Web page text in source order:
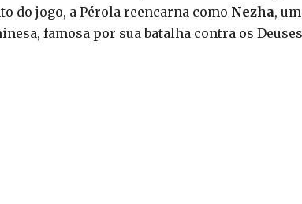
do jogo, a Pérola reencarna como Nezha,
famosa por sua batalha contra os